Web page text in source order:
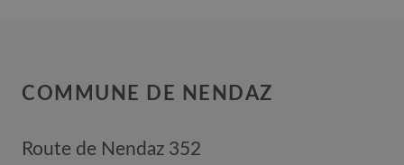
COMMUNE DE NENDAZ
Route de Nendaz 352